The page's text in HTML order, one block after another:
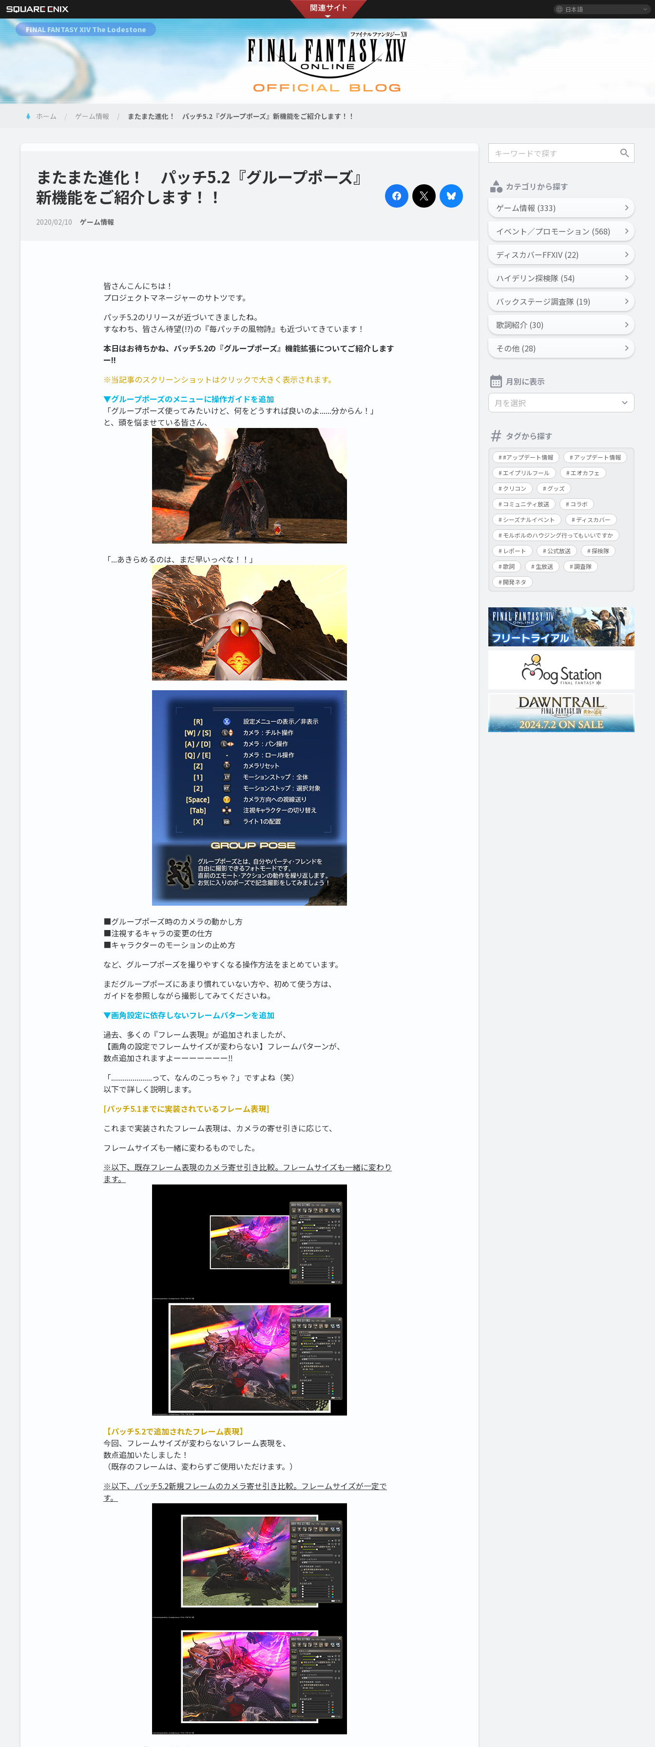
日本語
FINAL FANTASY XIV The Lodestone
ホーム ゲーム情報 またまた進化！ パッチ5.2『グループポーズ』新機能をご紹介します！！
またまた進化！ パッチ5.2『グループポーズ』
新機能をご紹介します！！
2020/02/10 ゲーム情報
皆さんこんにちは！
プロジェクトマネージャーのサトツです。
パッチ5.2のリリースが近づいてきましたね。
すなわち、皆さん待望(!?)の『毎パッチの風物詩』も近づいてきています！
本日はお待ちかね、パッチ5.2の『グループポーズ』機能拡張についてご紹介します
ー!!
※当記事のスクリーンショットはクリックで大きく表示されます。
▼グループポーズのメニューに操作ガイドを追加
「グループポーズ使ってみたいけど、何をどうすれば良いのよ......分からん！」
と、頭を悩ませている皆さん、
「...あきらめるのは、まだ早いっぺな！！」
■グループポーズ時のカメラの動かし方
■注視するキャラの変更の仕方
■キャラクターのモーションの止め方
など、グループポーズを撮りやすくなる操作方法をまとめています。
まだグループポーズにあまり慣れていない方や、初めて使う方は、
ガイドを参照しながら撮影してみてくださいね。
▼画角設定に依存しないフレームパターンを追加
過去、多くの『フレーム表現』が追加されましたが、
【画角の設定でフレームサイズが変わらない】フレームパターンが、
数点追加されますよーーーーーーー‼
「.....................って、なんのこっちゃ？」ですよね（笑）
以下で詳しく説明します。
[パッチ5.1までに実装されているフレーム表現]
これまで実装されたフレーム表現は、カメラの寄せ引きに応じて、
フレームサイズも一緒に変わるものでした。
※以下、既存フレーム表現のカメラ寄せ引き比較。フレームサイズも一緒に変わり
ます。
【パッチ5.2で追加されたフレーム表現】
今回、フレームサイズが変わらないフレーム表現を、
数点追加いたしました！
（既存のフレームは、変わらずご使用いただけます。）
※以下、パッチ5.2新規フレームのカメラ寄せ引き比較。フレームサイズが一定で
す。
カテゴリから探す
ゲーム情報 (333)
イベント／プロモーション (568)
ディスカバーFFXIV (22)
ハイデリン探検隊 (54)
バックステージ調査隊 (19)
歌詞紹介 (30)
その他 (28)
月別に表示
月を選択
タグから探す
#アップデート情報
アップデート情報
エイプリルフール
エオカフェ
クリコン
グッズ
コミュニティ放送
コラボ
シーズナルイベント
ディスカバー
モルボルのハウジング行ってもいいですか
レポート
公式放送
探検隊
歌詞
生放送
調査隊
開発ネタ